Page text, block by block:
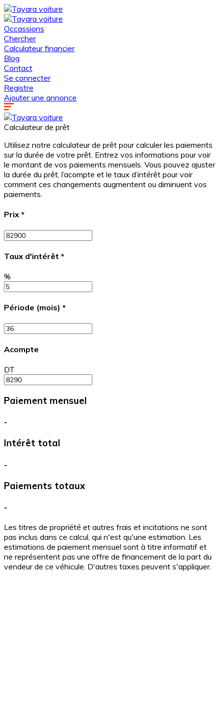
Occassions
Chercher
Calculateur financier
Blog
Contact
Se connecter
Registre
Ajouter une annonce
Calculateur de prêt
Utilisez notre calculateur de prêt pour calculer les paiements
sur la durée de votre prêt. Entrez vos informations pour voir
le montant de vos paiements mensuels. Vous pouvez ajuster
la durée du prêt, l’acompte et le taux d’intérêt pour voir
comment ces changements augmentent ou diminuent vos
paiements.
Prix *
Taux d'intérêt *
%
Période (mois) *
Acompte
DT
Paiement mensuel
-
Intérêt total
-
Paiements totaux
-
Les titres de propriété et autres frais et incitations ne sont
pas inclus dans ce calcul, qui n'est qu'une estimation. Les
estimations de paiement mensuel sont à titre informatif et
ne représentent pas une offre de financement de la part du
vendeur de ce véhicule. D'autres taxes peuvent s'appliquer.